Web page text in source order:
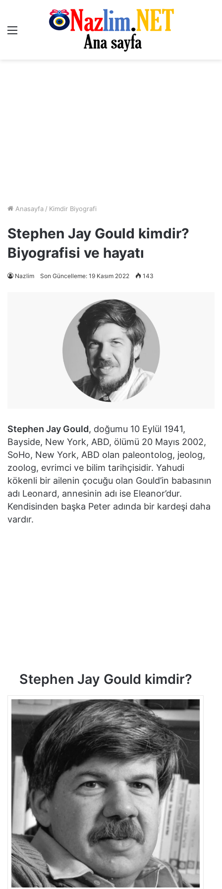
Menü
Anasayfa / Kimdir Biyografi
Stephen Jay Gould kimdir?
Biyografisi ve hayatı
Nazlim Son Güncelleme: 19 Kasım 2022 143
Stephen Jay Gould, doğumu 10 Eylül 1941,
Bayside, New York, ABD, ölümü 20 Mayıs 2002,
SoHo, New York, ABD olan paleontolog, jeolog,
zoolog, evrimci ve bilim tarihçisidir. Yahudi
kökenli bir ailenin çocuğu olan Gould’in babasının
adı Leonard, annesinin adı ise Eleanor’dur.
Kendisinden başka Peter adında bir kardeşi daha
vardır.
Stephen Jay Gould kimdir?